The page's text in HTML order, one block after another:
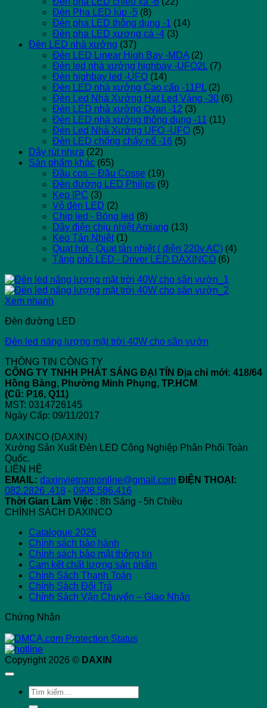
Đèn Pha LED lúp -5 (8)
Đèn pha LED thông dụng -1 (14)
Đèn pha LED xương cá -4 (3)
Đèn LED nhà xưởng (37)
Đèn LED Linear High Bay -MDA (2)
Đèn led nhà xưởng highbay -UFO2L (7)
Đèn highbay led -UFO (14)
Đèn LED nhà xưởng Cao cấp -11PL (2)
Đèn Led Nhà Xưởng Hạt Led Vàng -30 (6)
Đèn LED nhà xưởng Ovan -12 (3)
Đèn LED nhà xưởng thông dụng -11 (11)
Đèn Led Nhà Xưởng UFO -UFO (5)
Đèn LED chống cháy nổ -16 (5)
Dây rút nhựa (22)
Sản phẩm khác (65)
Đầu cos – Đầu Cosse (19)
Đèn đường LED Philips (9)
Kẹp IPC (3)
Vỏ đèn LED (2)
Chip led - Bóng led (8)
Dây điện chịu nhiệt Amiang (13)
Keo Tản Nhiệt (1)
Quạt hút - Quạt tản nhiệt ( điện 220v AC) (4)
Tăng phô LED - Driver LED DAXINCO (6)
Xem nhanh
Đèn đường LED
Đèn led năng lượng mặt trời 40W cho sân vườn
THÔNG TIN CÔNG TY
CÔNG TY TNHH PHÁT SÁNG ĐẠI TÍN Địa chỉ mới: 418/64
Hồng Bàng, Phường Minh Phụng, TP.HCM
(Cũ: P16, Q11)
MST: 0314726145
Ngày Cấp: 09/11/2017
DAXINCO (DAXIN)
Xưởng Sản Xuất Đèn LED Công Nghiệp Phân Phối Toàn
Quốc.
LIÊN HỆ
EMAIL: daxinvietnamonline@gmail.com ĐIỆN THOẠI:
082.2826 .418 - 0908.586.416
Thời Gian Làm Việc : 8h Sáng - 5h Chiều
CHÍNH SÁCH DAXINCO
Catalogue 2026
Chính sách bảo hành
Chính sách bảo mật thông tin
Cam kết chất lượng sản phẩm
Chính Sách Thanh Toán
Chính Sách Đổi Trả
Chính Sách Vận Chuyển – Giao Nhận
Chứng Nhận
Copyright 2026 © DAXIN
Tìm
kiếm: